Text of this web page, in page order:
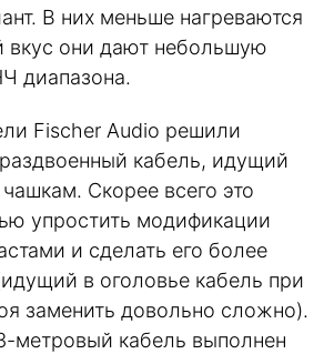
В них меньше нагреваются
вкус они дают небольшую
диапазона.
Fischer Audio решили
кабель, идущий
Скорее всего это
упростить модификации
и сделать его более
в оголовье кабель при
заменить довольно сложно).
метровый кабель выполнен